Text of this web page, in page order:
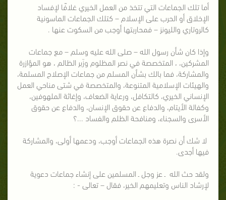
أما تلك الجماعات التي تتخذ من العمل الخيري غلافًا لإفساد
الإخلاق أو الحرب على الإسلام – كتلك الجماعات الماسونية
كالروتاري والليونز – فمحاربتها أوجب من السكوت عنها .
وإذا كان شأن رسول الله – صلى الله عليه وسلم – مع جماعات
المشركين، ، المتخصصة في نصر المظلوم وزَبر الظالم ، هو المؤازرة
والمشاركة، فما بالك بشأن المسلم من جماعات الإصلاح المسلمة،
والهيئات الإسلامية المتنوعة، والمتخصصة في شتى مناحي العمل
الإنساني الخيري، كالتكافل، ورعاية الضعاف، وإغاثة الملهوفين،
وكفالة الأيتام، والدفاع عن حقوق الإنسان، والدفاع عن حقوق
الأسرى والسجناء، ومنافحة الظلم والفساد ...؟
لا شك أن نصرة هذه الجماعات أوجب، ودعمها أولى، والمشاركة
فيها أجدى.
ولقد حث الله ـ عز وجل ـ المسلمين على إنشاء جماعات دعوية
لإرشاد الناس وتعليمهم الخير، فقال – تعالى - :